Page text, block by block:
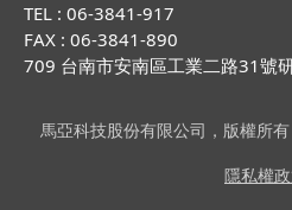
TEL : 06-3841-917
FAX : 06-3841-890
709 台南市安南區工業二路31號
馬亞科技股份有限公司，版權所
隱私權